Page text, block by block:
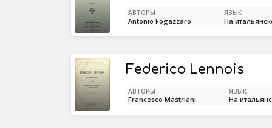
АВТОРЫ
Antonio Fogazzaro
ЯЗЫК
На
Federico Lennois
АВТОРЫ
Francesco Mastriani
ЯЗЫК
На